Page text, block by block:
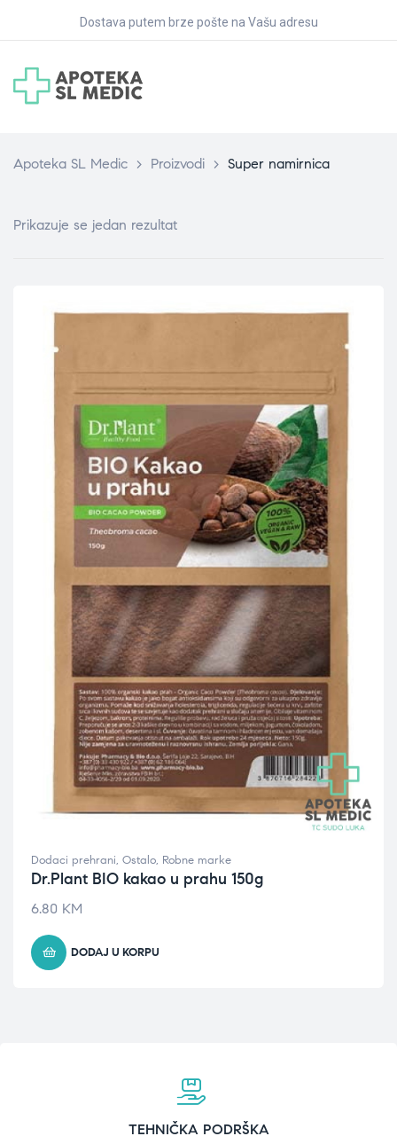
Dostava putem brze pošte na Vašu adresu
Apoteka SL Medic > Proizvodi > Super namirnica
Prikazuje se jedan rezultat
Dodaci prehrani, Ostalo, Robne marke
Dr.Plant BIO kakao u prahu 150g
6.80 KM
DODAJ U KORPU
TEHNIČKA PODRŠKA